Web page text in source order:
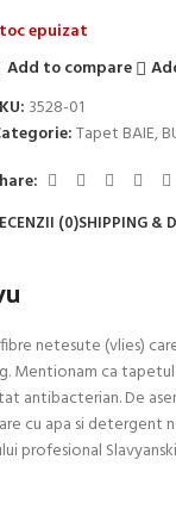
epuizat
Add to compare
3528-01
Tapet BAIE,
(0)SHIPPING &
netesute (vlies)
Mentionam ca
antibacterian. De
cu apa si
profesional